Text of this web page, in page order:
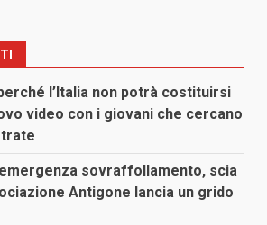
l’Italia non potrà costituirsi
video con i giovani che cercano
sovraffollamento, scia
Antigone lancia un grido